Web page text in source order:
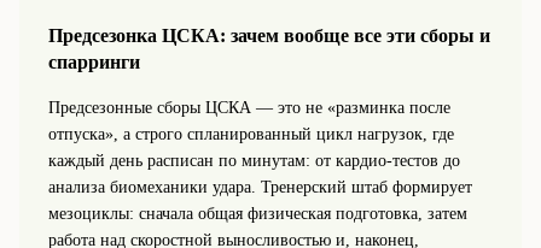
Предсезонка ЦСКА: зачем вообще все эти сборы и
спарринги
Предсезонные сборы ЦСКА — это не «разминка после
отпуска», а строго спланированный цикл нагрузок, где
каждый день расписан по минутам: от кардио-тестов до
анализа биомеханики удара. Тренерский штаб формирует
мезоциклы: сначала общая физическая подготовка, затем
работа над скоростной выносливостью и, наконец,